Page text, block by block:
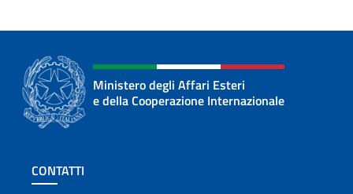
Ministero degli Affari Esteri
e della Cooperazione Internazionale
Sezione footer
CONTATTI